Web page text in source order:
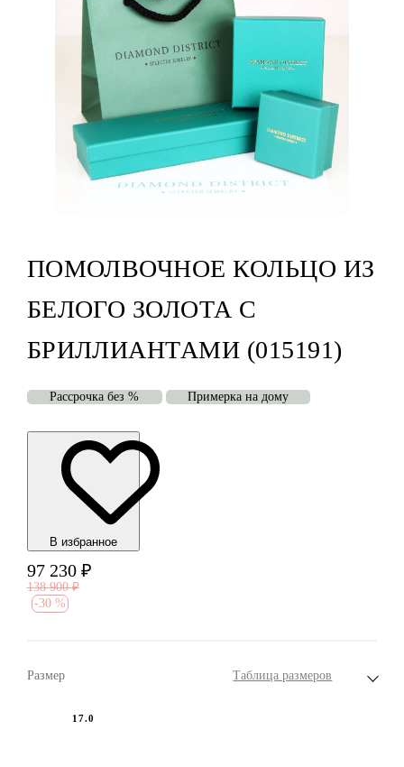
ПОМОЛВОЧНОЕ КОЛЬЦО ИЗ
БЕЛОГО ЗОЛОТА С
БРИЛЛИАНТАМИ (015191)
Рассрочка без % Примерка на дому
В избранноe
97 230 ₽
138 900 ₽
-30 %
Размер Таблица размеров
17.0